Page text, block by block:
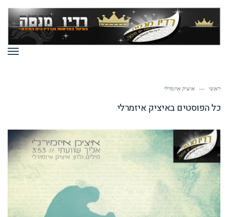
ראשי — איציק איזמרלי
כל הפוסטים באיציק איזמרלי